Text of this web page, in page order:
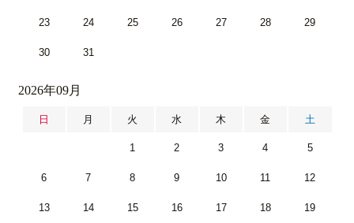
23 24 25 26 27 28 29
30 31
2026年09月
日 月 火 水 木 金 土
1 2 3 4 5
6 7 8 9 10 11 12
13 14 15 16 17 18 19